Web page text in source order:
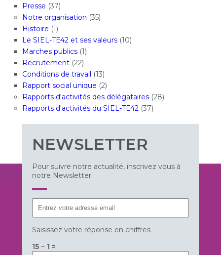
Presse (37)
Notre organisation (35)
Histoire (1)
Le SIEL-TE42 et ses valeurs(10)
Marches publics(1)
Recrutement(22)
Conditions de travail (13)
Rapport social unique (2)
Rapports d'activités des délégataires(28)
Rapports d'activités du SIEL-TE42(37)
NEWSLETTER
Pour suivre notre actualité, inscrivez vous à
notre Newsletter
Saisissez votre réponse en chiffres
15 − 1 =